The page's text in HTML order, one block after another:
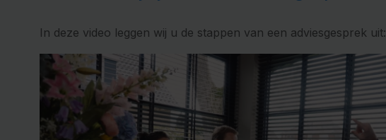
In deze video leggen wij u de stappen van een adviesgesprek uit:
Videospeler